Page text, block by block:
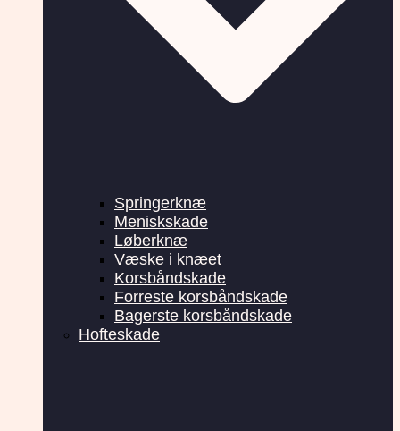
Springerknæ
Meniskskade
Løberknæ
Væske i knæet
Korsbåndskade
Forreste korsbåndskade
Bagerste korsbåndskade
Hofteskade